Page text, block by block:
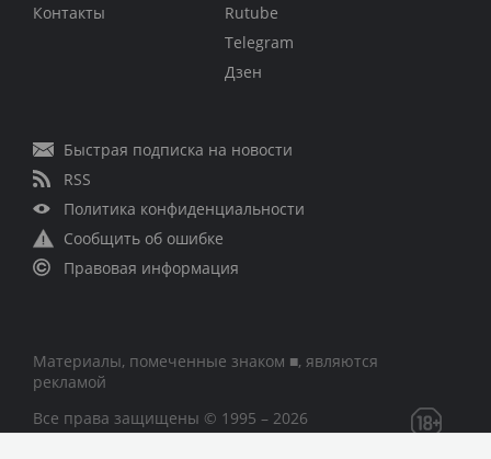
Контакты
Rutube
Telegram
Дзен
Быстрая подписка на новости
RSS
Политика конфиденциальности
Сообщить об ошибке
Правовая информация
Материалы, помеченные знаком ■, являются
рекламой
Все права защищены © 1995 – 2026